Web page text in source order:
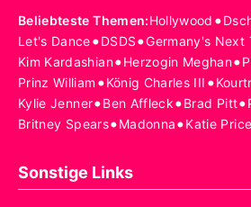
Beliebteste Themen:Hollywood •
Let's Dance•DSDS•Germany's Next
Kim Kardashian•Herzogin Meghan•
Prinz William •König Charles III •
Kylie Jenner•Ben Affleck•Brad Pitt•
Britney Spears•Madonna•Katie Price
Sonstige Links